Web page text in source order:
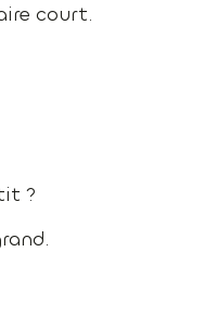
court.
?